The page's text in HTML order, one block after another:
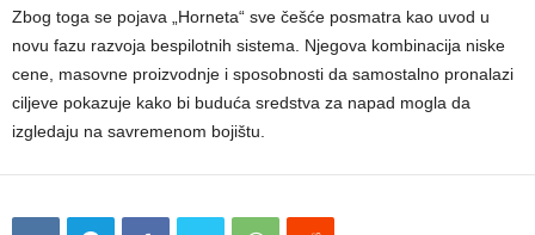
Zbog toga se pojava „Horneta“ sve češće posmatra kao uvod u
novu fazu razvoja bespilotnih sistema. Njegova kombinacija niske
cene, masovne proizvodnje i sposobnosti da samostalno pronalazi
ciljeve pokazuje kako bi buduća sredstva za napad mogla da
izgledaju na savremenom bojištu.